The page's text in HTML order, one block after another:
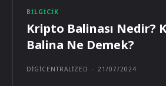
BILGICIK
Kripto Balinası Nedir?
Balina Ne Demek?
DIGICENTRALIZED - 21/07/2024